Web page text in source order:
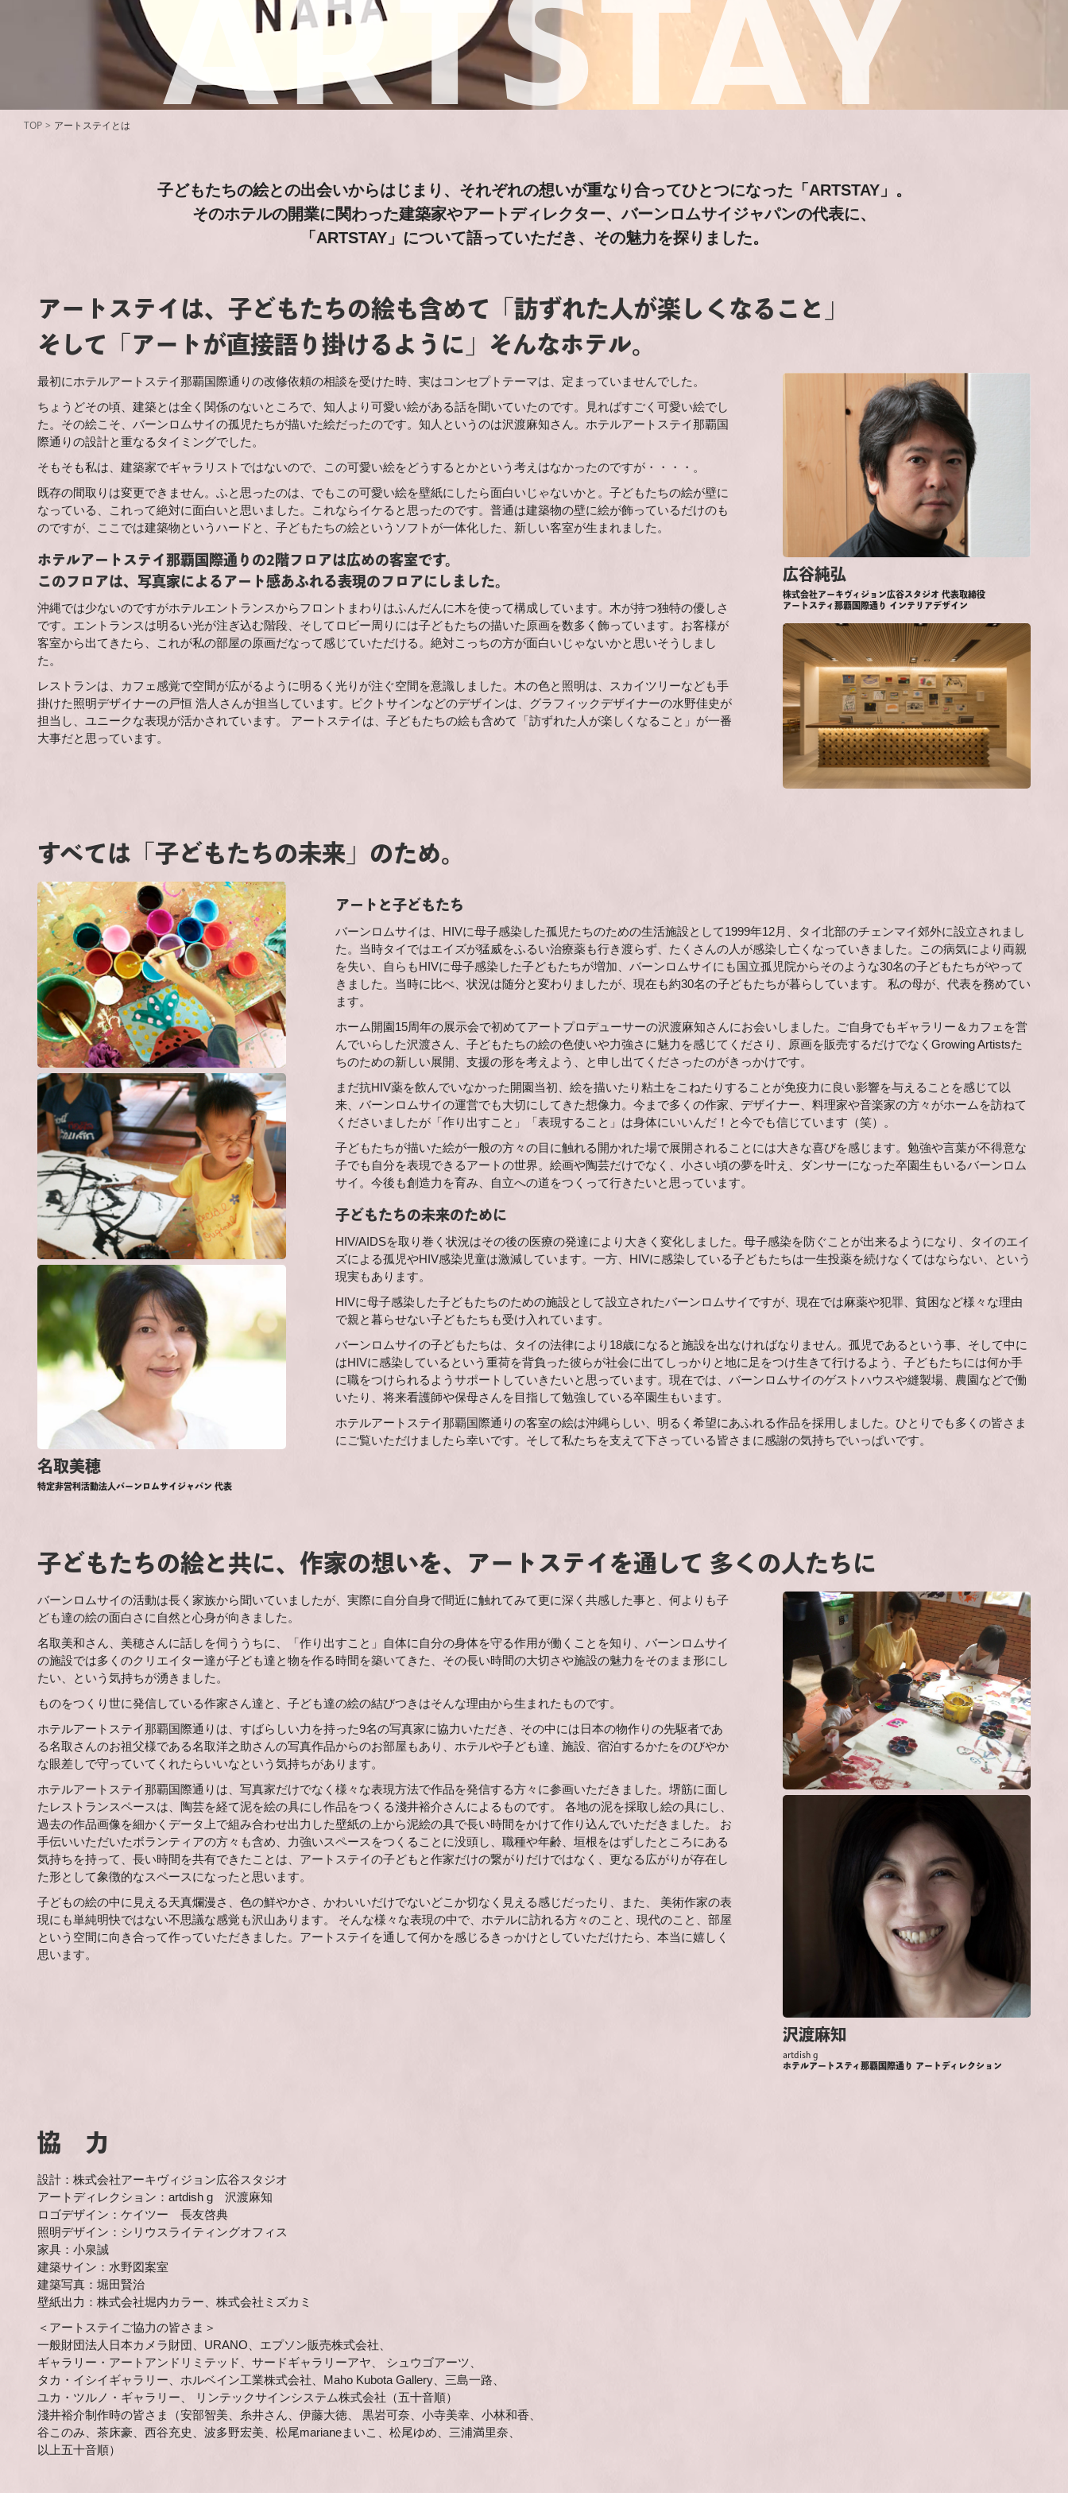
TOP > アートステイとは
子どもたちの絵との出会いからはじまり、それぞれの想いが重なり合ってひとつになった「ARTSTAY」。
そのホテルの開業に関わった建築家やアートディレクター、バーンロムサイジャパンの代表に、
「ARTSTAY」について語っていただき、その魅力を探りました。
アートステイは、子どもたちの絵も含めて「訪ずれた人が楽しくなること」
そして「アートが直接語り掛けるように」そんなホテル。
最初にホテルアートステイ那覇国際通りの改修依頼の相談を受けた時、実はコンセプトテーマは、定まっていませんでした。
ちょうどその頃、建築とは全く関係のないところで、知人より可愛い絵がある話を聞いていたのです。見ればすごく可愛い絵でし
た。その絵こそ、バーンロムサイの孤児たちが描いた絵だったのです。知人というのは沢渡麻知さん。ホテルアートステイ那覇国
際通りの設計と重なるタイミングでした。
そもそも私は、建築家でギャラリストではないので、この可愛い絵をどうするとかという考えはなかったのですが・・・・。
既存の間取りは変更できません。ふと思ったのは、でもこの可愛い絵を壁紙にしたら面白いじゃないかと。子どもたちの絵が壁に
なっている、これって絶対に面白いと思いました。これならイケると思ったのです。普通は建築物の壁に絵が飾っているだけのも
のですが、ここでは建築物というハードと、子どもたちの絵というソフトが一体化した、新しい客室が生まれました。
ホテルアートステイ那覇国際通りの2階フロアは広めの客室です。
このフロアは、写真家によるアート感あふれる表現のフロアにしました。
沖縄では少ないのですがホテルエントランスからフロントまわりはふんだんに木を使って構成しています。木が持つ独特の優しさ
です。エントランスは明るい光が注ぎ込む階段、そしてロビー周りには子どもたちの描いた原画を数多く飾っています。お客様が
客室から出てきたら、これが私の部屋の原画だなって感じていただける。絶対こっちの方が面白いじゃないかと思いそうしまし
た。
レストランは、カフェ感覚で空間が広がるように明るく光りが注ぐ空間を意識しました。木の色と照明は、スカイツリーなども手
掛けた照明デザイナーの戸恒 浩人さんが担当しています。ピクトサインなどのデザインは、グラフィックデザイナーの水野佳史が
担当し、ユニークな表現が活かされています。 アートステイは、子どもたちの絵も含めて「訪ずれた人が楽しくなること」が一番
大事だと思っています。
広谷純弘
株式会社アーキヴィジョン広谷スタジオ 代表取締役
アートスティ那覇国際通り インテリアデザイン
すべては「子どもたちの未来」のため。
名取美穂
特定非営利活動法人バーンロムサイジャパン 代表
アートと子どもたち
バーンロムサイは、HIVに母子感染した孤児たちのための生活施設として1999年12月、タイ北部のチェンマイ郊外に設立されまし
た。当時タイではエイズが猛威をふるい治療薬も行き渡らず、たくさんの人が感染し亡くなっていきました。この病気により両親
を失い、自らもHIVに母子感染した子どもたちが増加、バーンロムサイにも国立孤児院からそのような30名の子どもたちがやって
きました。当時に比べ、状況は随分と変わりましたが、現在も約30名の子どもたちが暮らしています。 私の母が、代表を務めてい
ます。
ホーム開園15周年の展示会で初めてアートプロデューサーの沢渡麻知さんにお会いしました。ご自身でもギャラリー＆カフェを営
んでいらした沢渡さん、子どもたちの絵の色使いや力強さに魅力を感じてくださり、原画を販売するだけでなくGrowing Artistsた
ちのための新しい展開、支援の形を考えよう、と申し出てくださったのがきっかけです。
まだ抗HIV薬を飲んでいなかった開園当初、絵を描いたり粘土をこねたりすることが免疫力に良い影響を与えることを感じて以
来、バーンロムサイの運営でも大切にしてきた想像力。今まで多くの作家、デザイナー、料理家や音楽家の方々がホームを訪ねて
くださいましたが「作り出すこと」「表現すること」は身体にいいんだ！と今でも信じています（笑）。
子どもたちが描いた絵が一般の方々の目に触れる開かれた場で展開されることには大きな喜びを感じます。勉強や言葉が不得意な
子でも自分を表現できるアートの世界。絵画や陶芸だけでなく、小さい頃の夢を叶え、ダンサーになった卒園生もいるバーンロム
サイ。今後も創造力を育み、自立への道をつくって行きたいと思っています。
子どもたちの未来のために
HIV/AIDSを取り巻く状況はその後の医療の発達により大きく変化しました。母子感染を防ぐことが出来るようになり、タイのエイ
ズによる孤児やHIV感染児童は激減しています。一方、HIVに感染している子どもたちは一生投薬を続けなくてはならない、という
現実もあります。
HIVに母子感染した子どもたちのための施設として設立されたバーンロムサイですが、現在では麻薬や犯罪、貧困など様々な理由
で親と暮らせない子どもたちも受け入れています。
バーンロムサイの子どもたちは、タイの法律により18歳になると施設を出なければなりません。孤児であるという事、そして中に
はHIVに感染しているという重荷を背負った彼らが社会に出てしっかりと地に足をつけ生きて行けるよう、子どもたちには何か手
に職をつけられるようサポートしていきたいと思っています。現在では、バーンロムサイのゲストハウスや縫製場、農園などで働
いたり、将来看護師や保母さんを目指して勉強している卒園生もいます。
ホテルアートステイ那覇国際通りの客室の絵は沖縄らしい、明るく希望にあふれる作品を採用しました。ひとりでも多くの皆さま
にご覧いただけましたら幸いです。そして私たちを支えて下さっている皆さまに感謝の気持ちでいっぱいです。
子どもたちの絵と共に、作家の想いを、アートステイを通して 多くの人たちに
バーンロムサイの活動は長く家族から聞いていましたが、実際に自分自身で間近に触れてみて更に深く共感した事と、何よりも子
ども達の絵の面白さに自然と心身が向きました。
名取美和さん、美穂さんに話しを伺ううちに、「作り出すこと」自体に自分の身体を守る作用が働くことを知り、バーンロムサイ
の施設では多くのクリエイター達が子ども達と物を作る時間を築いてきた、その長い時間の大切さや施設の魅力をそのまま形にし
たい、という気持ちが湧きました。
ものをつくり世に発信している作家さん達と、子ども達の絵の結びつきはそんな理由から生まれたものです。
ホテルアートステイ那覇国際通りは、すばらしい力を持った9名の写真家に協力いただき、その中には日本の物作りの先駆者であ
る名取さんのお祖父様である名取洋之助さんの写真作品からのお部屋もあり、ホテルや子ども達、施設、宿泊するかたをのびやか
な眼差しで守っていてくれたらいいなという気持ちがあります。
ホテルアートステイ那覇国際通りは、写真家だけでなく様々な表現方法で作品を発信する方々に参画いただきました。堺筋に面し
たレストランスペースは、陶芸を経て泥を絵の具にし作品をつくる淺井裕介さんによるものです。 各地の泥を採取し絵の具にし、
過去の作品画像を細かくデータ上で組み合わせ出力した壁紙の上から泥絵の具で長い時間をかけて作り込んでいただきました。 お
手伝いいただいたボランティアの方々も含め、力強いスペースをつくることに没頭し、職種や年齢、垣根をはずしたところにある
気持ちを持って、長い時間を共有できたことは、アートステイの子どもと作家だけの繋がりだけではなく、更なる広がりが存在し
た形として象徴的なスペースになったと思います。
子どもの絵の中に見える天真爛漫さ、色の鮮やかさ、かわいいだけでないどこか切なく見える感じだったり、また、 美術作家の表
現にも単純明快ではない不思議な感覚も沢山あります。 そんな様々な表現の中で、ホテルに訪れる方々のこと、現代のこと、部屋
という空間に向き合って作っていただきました。アートステイを通して何かを感じるきっかけとしていただけたら、本当に嬉しく
思います。
沢渡麻知
artdish g
ホテルアートスティ那覇国際通り アートディレクション
協 力
設計：株式会社アーキヴィジョン広谷スタジオ
アートディレクション：artdish g 沢渡麻知
ロゴデザイン：ケイツー 長友啓典
照明デザイン：シリウスライティングオフィス
家具：小泉誠
建築サイン：水野図案室
建築写真：堀田賢治
壁紙出力：株式会社堀内カラー、株式会社ミズカミ
＜アートステイご協力の皆さま＞
一般財団法人日本カメラ財団、URANO、エプソン販売株式会社、
ギャラリー・アートアンドリミテッド、サードギャラリーアヤ、 シュウゴアーツ、
タカ・イシイギャラリー、ホルベイン工業株式会社、Maho Kubota Gallery、三島一路、
ユカ・ツルノ・ギャラリー、 リンテックサインシステム株式会社（五十音順）
淺井裕介制作時の皆さま（安部智美、糸井さん、伊藤大徳、 黒岩可奈、小寺美幸、小林和香、
谷このみ、茶床豪、西谷充史、波多野宏美、松尾marianeまいこ、松尾ゆめ、三浦満里奈、
以上五十音順）